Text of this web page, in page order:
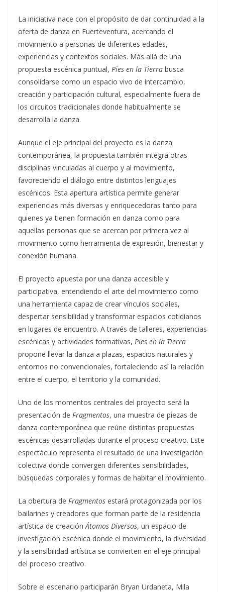
La iniciativa nace con el propósito de dar continuidad a la
oferta de danza en Fuerteventura, acercando el
movimiento a personas de diferentes edades,
experiencias y contextos sociales. Más allá de una
propuesta escénica puntual, Pies en la Tierra busca
consolidarse como un espacio vivo de intercambio,
creación y participación cultural, especialmente fuera de
los circuitos tradicionales donde habitualmente se
desarrolla la danza.
Aunque el eje principal del proyecto es la danza
contemporánea, la propuesta también integra otras
disciplinas vinculadas al cuerpo y al movimiento,
favoreciendo el diálogo entre distintos lenguajes
escénicos. Esta apertura artística permite generar
experiencias más diversas y enriquecedoras tanto para
quienes ya tienen formación en danza como para
aquellas personas que se acercan por primera vez al
movimiento como herramienta de expresión, bienestar y
conexión humana.
El proyecto apuesta por una danza accesible y
participativa, entendiendo el arte del movimiento como
una herramienta capaz de crear vínculos sociales,
despertar sensibilidad y transformar espacios cotidianos
en lugares de encuentro. A través de talleres, experiencias
escénicas y actividades formativas, Pies en la Tierra
propone llevar la danza a plazas, espacios naturales y
entornos no convencionales, fortaleciendo así la relación
entre el cuerpo, el territorio y la comunidad.
Uno de los momentos centrales del proyecto será la
presentación de Fragmentos, una muestra de piezas de
danza contemporánea que reúne distintas propuestas
escénicas desarrolladas durante el proceso creativo. Este
espectáculo representa el resultado de una investigación
colectiva donde convergen diferentes sensibilidades,
búsquedas corporales y formas de habitar el movimiento.
La obertura de Fragmentos estará protagonizada por los
bailarines y creadores que forman parte de la residencia
artística de creaciónÁtomos Diversos, un espacio de
investigación escénica donde el movimiento, la diversidad
y la sensibilidad artística se convierten en el eje principal
del proceso creativo.
Sobre el escenario participarán Bryan Urdaneta, Mila